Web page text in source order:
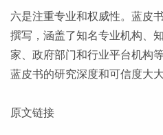
六是注重专业和权威性。蓝皮
撰写，涵盖了知名专业机构、
家、政府部门和行业平台机构
蓝皮书的研究深度和可信度大大
原文链接